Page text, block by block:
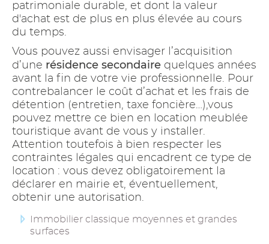
patrimoniale durable, et dont la valeur
d'achat est de plus en plus élevée au cours
du temps.
Vous pouvez aussi envisager l’acquisition
d’une résidence secondaire quelques années
avant la fin de votre vie professionnelle. Pour
contrebalancer le coût d’achat et les frais de
détention (entretien, taxe foncière…),vous
pouvez mettre ce bien en location meublée
touristique avant de vous y installer.
Attention toutefois à bien respecter les
contraintes légales qui encadrent ce type de
location : vous devez obligatoirement la
déclarer en mairie et, éventuellement,
obtenir une autorisation.
Immobilier classique moyennes et grandes
surfaces